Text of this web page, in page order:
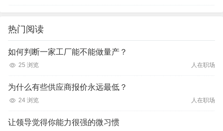
热门阅读
如何判断一家工厂能不能做量产？
25 浏览 人在职场
为什么有些供应商报价永远最低？
24 浏览 人在职场
让领导觉得你能力很强的微习惯